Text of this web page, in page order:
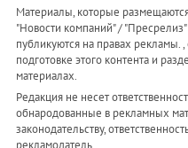
Материалы, которые
"Новости компаний" /
публикуются на правах рекламы. ,
подготовке этого контента и
материалах.
Редакция не несет
обнародованные в рекламных
законодательству,